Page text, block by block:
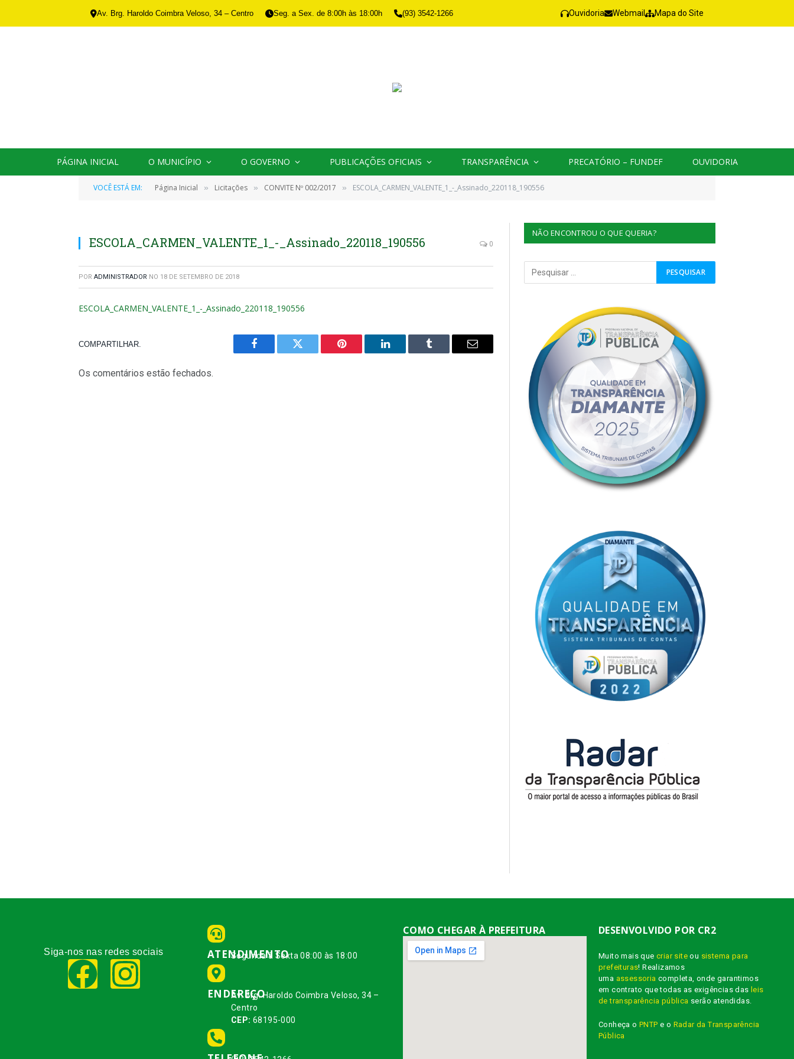
Av. Brg. Haroldo Coimbra Veloso, 34 – Centro Seg. a Sex. de 8:00h às 18:00h (93) 3542-1266 Ouvidoria Webmail Mapa do Site
PÁGINA INICIAL O MUNICÍPIO O GOVERNO PUBLICAÇÕES OFICIAIS TRANSPARÊNCIA PRECATÓRIO – FUNDEF OUVIDORIA
VOCÊ ESTÁ EM: Página Inicial » Licitações » CONVITE Nº 002/2017 » ESCOLA_CARMEN_VALENTE_1_-_Assinado_220118_190556
ESCOLA_CARMEN_VALENTE_1_-_Assinado_220118_190556 0
POR ADMINISTRADOR NO 18 DE SETEMBRO DE 2018
ESCOLA_CARMEN_VALENTE_1_-_Assinado_220118_190556
COMPARTILHAR.
Facebook Twitter Pinterest
O
Tumblr
E-
Os comentários estão fechados.
NÃO ENCONTROU O QUE QUERIA?
Siga-nos nas redes sociais ATENDIMENTO
Segunda à Sexta 08:00 às 18:00
ENDEREÇO
Av. Brg. Haroldo Coimbra Veloso, 34 –
Centro
CEP: 68195-000
COMO CHEGAR À PREFEITURA DESENVOLVIDO POR CR2
Muito mais quecriar site ou sistema para
prefeituras! Realizamos
uma assessoria completa, onde garantimos
em contrato que todas as exigências das leis
de transparência pública serão atendidas.
Conheça oPNTP e o Radar da Transparência
Pública